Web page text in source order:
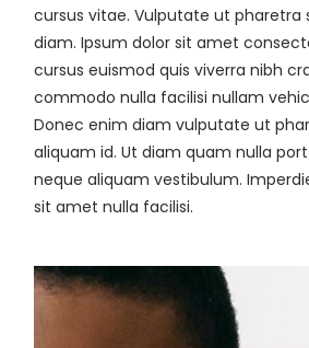
cursus vitae. Vulputate ut pharetra
diam. Ipsum dolor sit amet
cursus euismod quis viverra nibh
commodo nulla facilisi nullam
Donec enim diam vulputate ut
aliquam id. Ut diam quam nulla
neque aliquam vestibulum.
sit amet nulla facilisi.